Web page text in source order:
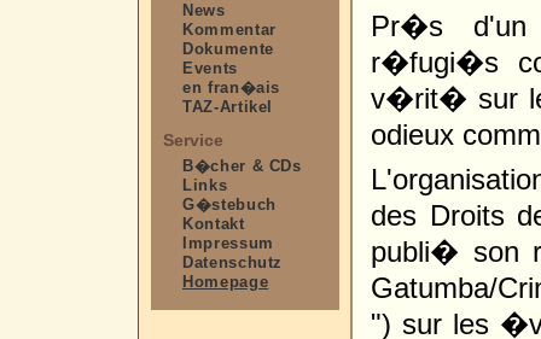
News
Kommentar
Dokumente
Events
en fran�ais
TAZ-Artikel
Service
B�cher & CDs
Links
G�stebuch
Kontakt
Impressum
Datenschutz
Homepage
Pr�s d'un
r�fugi�s
v�rit� sur
odieux
des Droits
publi� son
Gatumba/
") sur les